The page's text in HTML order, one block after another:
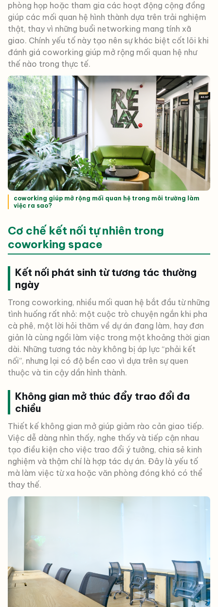
phòng họp hoặc tham gia các hoạt động cộng đồng
giúp các mối quan hệ hình thành dựa trên trải nghiệm
thật, thay vì những buổi networking mang tính xã
giao. Chính yếu tố này tạo nên sự khác biệt cốt lõi khi
đánh giá coworking giúp mở rộng mối quan hệ như
thế nào trong thực tế.
coworking giúp mở rộng mối quan hệ trong môi trường làm
việc ra sao?
Cơ chế kết nối tự nhiên trong
coworking space
Kết nối phát sinh từ tương tác thường
ngày
Trong coworking, nhiều mối quan hệ bắt đầu từ những
tình huống rất nhỏ: một cuộc trò chuyện ngắn khi pha
cà phê, một lời hỏi thăm về dự án đang làm, hay đơn
giản là cùng ngồi làm việc trong một khoảng thời gian
dài. Những tương tác này không bị áp lực “phải kết
nối”, nhưng lại có độ bền cao vì dựa trên sự quen
thuộc và tin cậy dần hình thành.
Không gian mở thúc đẩy trao đổi đa
chiều
Thiết kế không gian mở giúp giảm rào cản giao tiếp.
Việc dễ dàng nhìn thấy, nghe thấy và tiếp cận nhau
tạo điều kiện cho việc trao đổi ý tưởng, chia sẻ kinh
nghiệm và thậm chí là hợp tác dự án. Đây là yếu tố
mà làm việc từ xa hoặc văn phòng đóng khó có thể
thay thế.